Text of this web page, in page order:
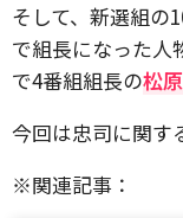
そして、新選組の
で組長になった人
で4番組組長の松
今回は忠司に関す
※関連記事：